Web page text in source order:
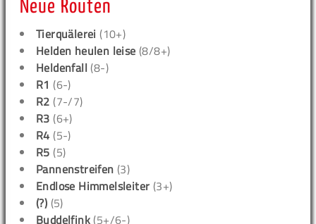
Neue Routen
Tierquälerei (10+)
Helden heulen leise (8/8+)
Heldenfall (8-)
R1 (6-)
R2 (7-/7)
R3 (6+)
R4 (5-)
R5 (5)
Pannenstreifen (3)
Endlose Himmelsleiter (3+)
(?) (5)
Buddelfink (5+/6-)